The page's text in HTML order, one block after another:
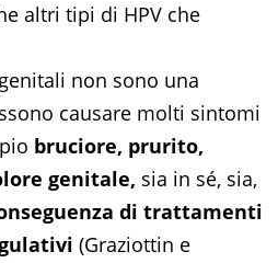
altri tipi di HPV che
non sono una
causare molti sintomi
bruciore, prurito,
genitale, sia in sé, sia,
di trattamenti
(Graziottin e